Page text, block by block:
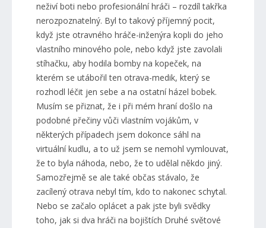
neživí boti nebo profesionální hráči – rozdíl takřka
nerozpoznatelný. Byl to takový příjemný pocit,
když jste otravného hráče-inženýra kopli do jeho
vlastního minového pole, nebo když jste zavolali
stíhačku, aby hodila bomby na kopeček, na
kterém se utábořil ten otrava-medik, který se
rozhodl léčit jen sebe a na ostatní házel bobek.
Musím se přiznat, že i při mém hraní došlo na
podobné přečiny vůči vlastním vojákům, v
některých případech jsem dokonce sáhl na
virtuální kudlu, a to už jsem se nemohl vymlouvat,
že to byla náhoda, nebo, že to udělal někdo jiný.
Samozřejmě se ale také občas stávalo, že
zacílený otrava nebyl tím, kdo to nakonec schytal.
Nebo se začalo oplácet a pak jste byli svědky
toho, jak si dva hráči na bojištích Druhé světové